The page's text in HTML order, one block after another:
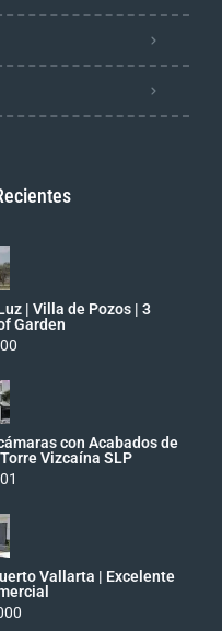
| Villa de Pozos | 3
Garden
con Acabados de
Vizcaína SLP
Vallarta | Excelente